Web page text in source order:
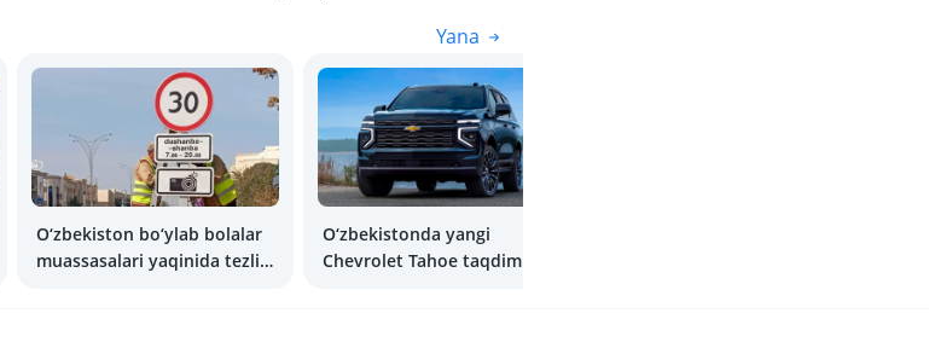
Yana
O‘zbekiston bo‘ylab bolalar
muassasalari yaqinida tezlik
O‘zbekistonda yangi
Chevrolet Tahoe taqdim